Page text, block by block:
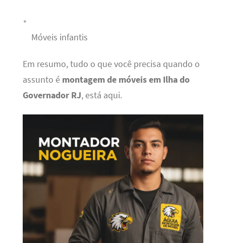
Móveis infantis
Em resumo, tudo o que você precisa quando o
assunto é montagem de móveis em Ilha do
Governador RJ, está aqui.